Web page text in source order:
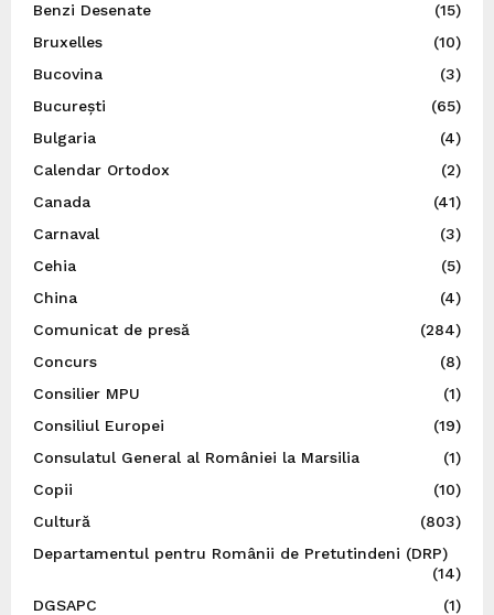
Benzi Desenate
(15)
Bruxelles
(10)
Bucovina
(3)
București
(65)
Bulgaria
(4)
Calendar Ortodox
(2)
Canada
(41)
Carnaval
(3)
Cehia
(5)
China
(4)
Comunicat de presă
(284)
Concurs
(8)
Consilier MPU
(1)
Consiliul Europei
(19)
Consulatul General al României la Marsilia
(1)
Copii
(10)
Cultură
(803)
Departamentul pentru Românii de Pretutindeni (DRP)
(14)
DGSAPC
(1)